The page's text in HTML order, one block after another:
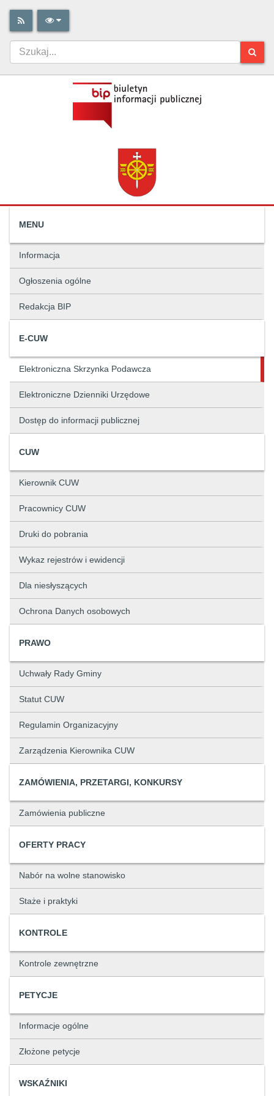
MENU
Informacja
Ogłoszenia ogólne
Redakcja BIP
E-CUW
Elektroniczna Skrzynka Podawcza
Elektroniczne Dzienniki Urzędowe
Dostęp do informacji publicznej
CUW
Kierownik CUW
Pracownicy CUW
Druki do pobrania
Wykaz rejestrów i ewidencji
Dla niesłyszących
Ochrona Danych osobowych
PRAWO
Uchwały Rady Gminy
Statut CUW
Regulamin Organizacyjny
Zarządzenia Kierownika CUW
ZAMÓWIENIA, PRZETARGI, KONKURSY
Zamówienia publiczne
OFERTY PRACY
Nabór na wolne stanowisko
Staże i praktyki
KONTROLE
Kontrole zewnętrzne
PETYCJE
Informacje ogólne
Złożone petycje
WSKAŹNIKI